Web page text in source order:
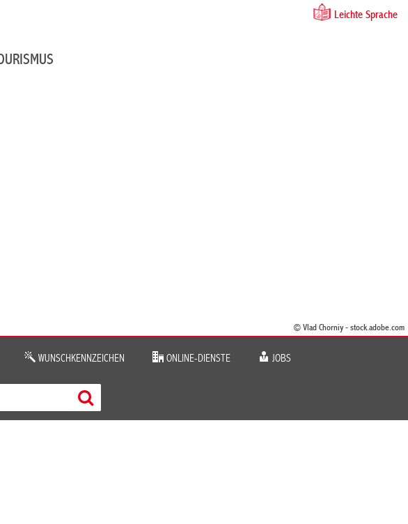
Leichte Sprache
© Vlad Chorniy - stock.adobe.com
WUNSCHKENNZEICHEN ONLINE-DIENSTE JOBS